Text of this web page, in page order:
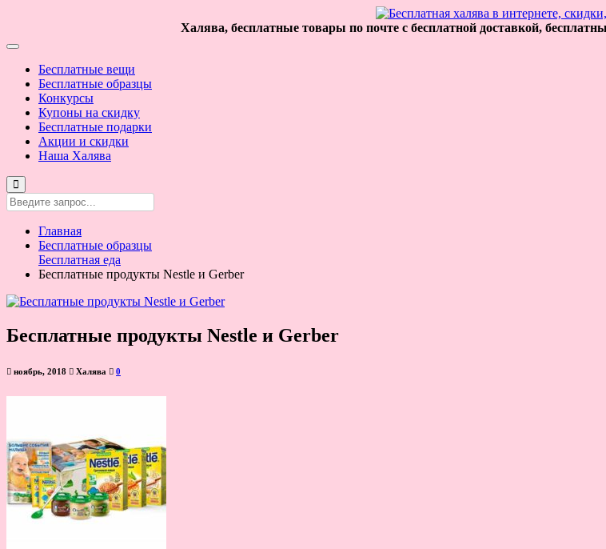
Халява, бесплатные товары по почте с бесплатной доставкой,
Бесплатные вещи
Бесплатные образцы
Конкурсы
Купоны на скидку
Бесплатные подарки
Акции и скидки
Наша Халява
Главная
Бесплатные образцы
Бесплатная еда
Бесплатные продукты Nestle и Gerber
Бесплатные продукты Nestle и Gerber
ноябрь, 2018 Халява 0